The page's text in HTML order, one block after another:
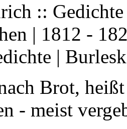
::
| 1812 -
|
Brot, heißt
- meist